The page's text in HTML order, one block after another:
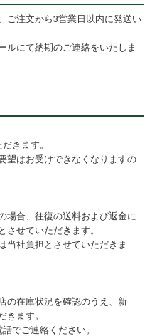
ご注文から3営業日以内に発送い
ルにて納期のご連絡をいたしま
きます。
望はお受けできなくなりますの
場合、往復の送料および返金に
させていただきます。
当社負担とさせていただきま
の在庫状況を確認のうえ、新
きます。
でご連絡ください。